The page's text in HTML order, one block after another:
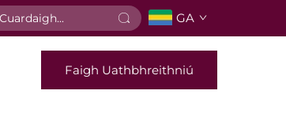
GA
Faigh Uathbhreithniú